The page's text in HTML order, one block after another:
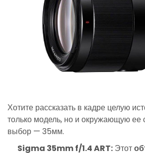
Хотите рассказать в кадре целую
только модель, но и окружающую ее
выбор — 35мм.
Sigma 35mm f/1.4 ART: Этот